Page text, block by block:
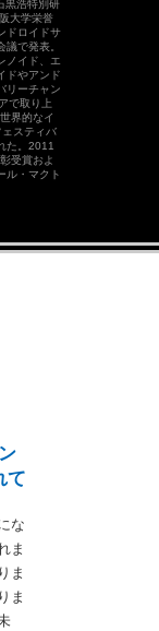
黒浩特別研
大学栄誉
ドロイドサ
で発表。
ノイド、エ
ドやアンド
リーチャン
で取り上
界的なイ
スティバ
た。2011
受賞およ
ル・マクト
て
な
ま
ま
ま